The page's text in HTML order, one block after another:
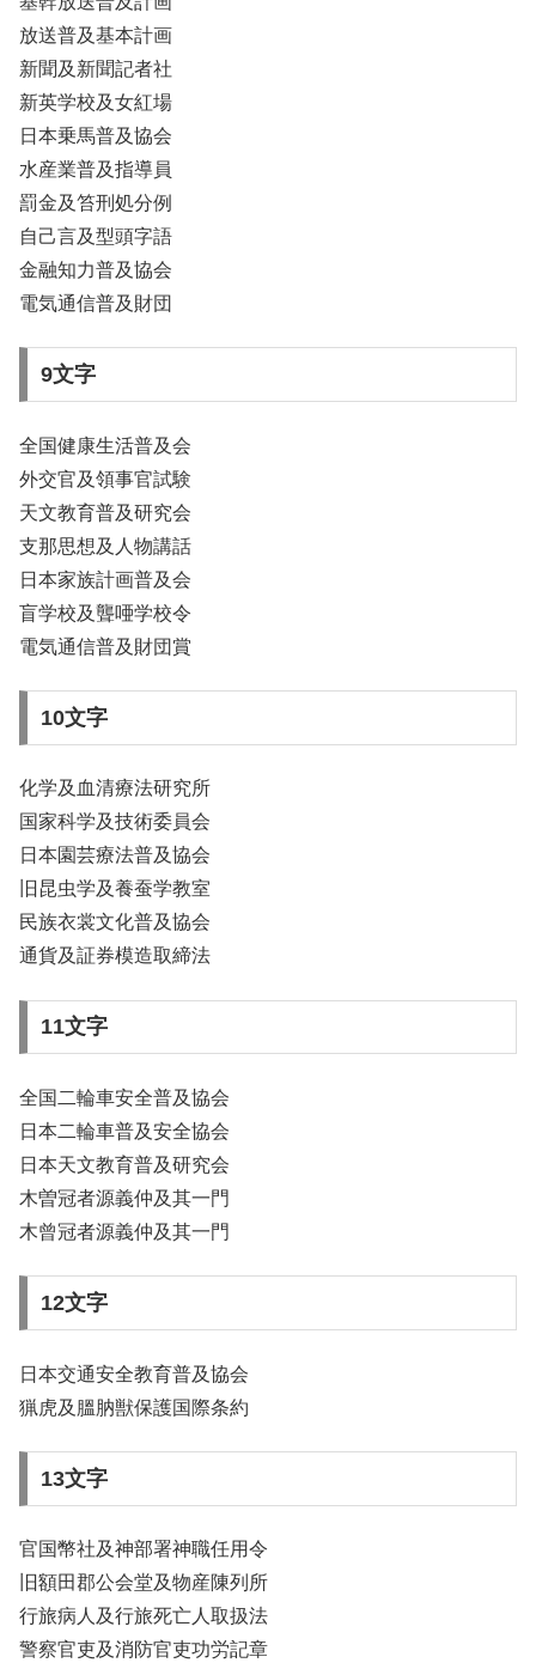
放送普及基本計画
新聞及新聞記者社
新英学校及女紅場
日本乗馬普及協会
水産業普及指導員
罰金及笞刑処分例
自己言及型頭字語
金融知力普及協会
電気通信普及財団
9文字
全国健康生活普及会
外交官及領事官試験
天文教育普及研究会
支那思想及人物講話
日本家族計画普及会
盲学校及聾唖学校令
電気通信普及財団賞
10文字
化学及血清療法研究所
国家科学及技術委員会
日本園芸療法普及協会
旧昆虫学及養蚕学教室
民族衣裳文化普及協会
通貨及証券模造取締法
11文字
全国二輪車安全普及協会
日本二輪車普及安全協会
日本天文教育普及研究会
木曽冠者源義仲及其一門
木曾冠者源義仲及其一門
12文字
日本交通安全教育普及協会
猟虎及膃肭獣保護国際条約
13文字
官国幣社及神部署神職任用令
旧額田郡公会堂及物産陳列所
行旅病人及行旅死亡人取扱法
警察官吏及消防官吏功労記章